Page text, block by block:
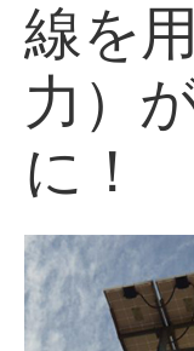
線を
力）
に！